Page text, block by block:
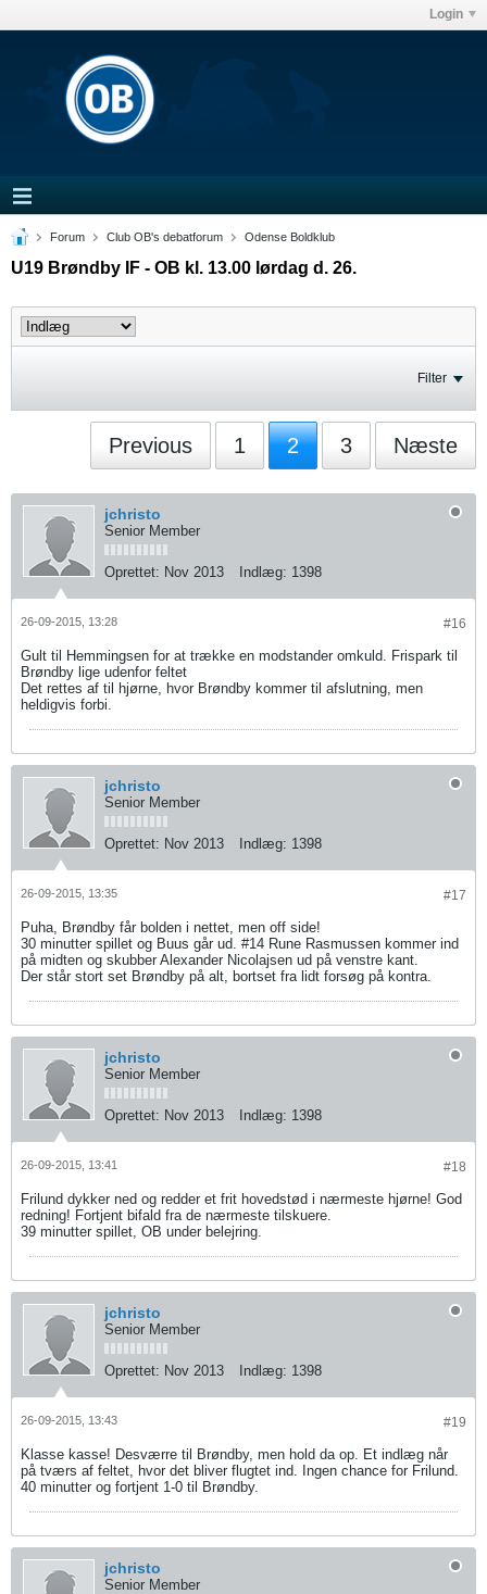
Login
Forum Club OB's debatforum Odense Boldklub
U19 Brøndby IF - OB kl. 13.00 lørdag d. 26.
Filter
Previous 1 2 3 Næste
jchristo
Senior Member
Oprettet: Nov 2013 Indlæg: 1398
#16
26-09-2015, 13:28
Gult til Hemmingsen for at trække en modstander omkuld. Frispark til
Brøndby lige udenfor feltet
Det rettes af til hjørne, hvor Brøndby kommer til afslutning, men
heldigvis forbi.
jchristo
Senior Member
Oprettet: Nov 2013 Indlæg: 1398
#17
26-09-2015, 13:35
Puha, Brøndby får bolden i nettet, men off side!
30 minutter spillet og Buus går ud. #14 Rune Rasmussen kommer ind
på midten og skubber Alexander Nicolajsen ud på venstre kant.
Der står stort set Brøndby på alt, bortset fra lidt forsøg på kontra.
jchristo
Senior Member
Oprettet: Nov 2013 Indlæg: 1398
#18
26-09-2015, 13:41
Frilund dykker ned og redder et frit hovedstød i nærmeste hjørne! God
redning! Fortjent bifald fra de nærmeste tilskuere.
39 minutter spillet, OB under belejring.
jchristo
Senior Member
Oprettet: Nov 2013 Indlæg: 1398
#19
26-09-2015, 13:43
Klasse kasse! Desværre til Brøndby, men hold da op. Et indlæg når
på tværs af feltet, hvor det bliver flugtet ind. Ingen chance for Frilund.
40 minutter og fortjent 1-0 til Brøndby.
jchristo
Senior Member